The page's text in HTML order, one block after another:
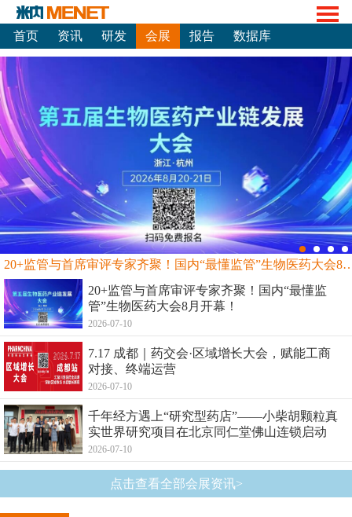
首页 资讯 研发 会展 报告 数据库
20+监管与首席审评专家齐聚！国内“最
20+监管与首席审评专家齐聚！国内“最懂监
管”生物医药大会8月开幕！
2026-07-10
7.17 成都｜药交会·区域增长大会，赋能工商
对接、终端运营
2026-07-10
千年经方遇上“研究型药店”——小柴胡颗粒真
实世界研究项目在北京同仁堂佛山连锁启动
2026-07-10
点击查看全部会展资讯>